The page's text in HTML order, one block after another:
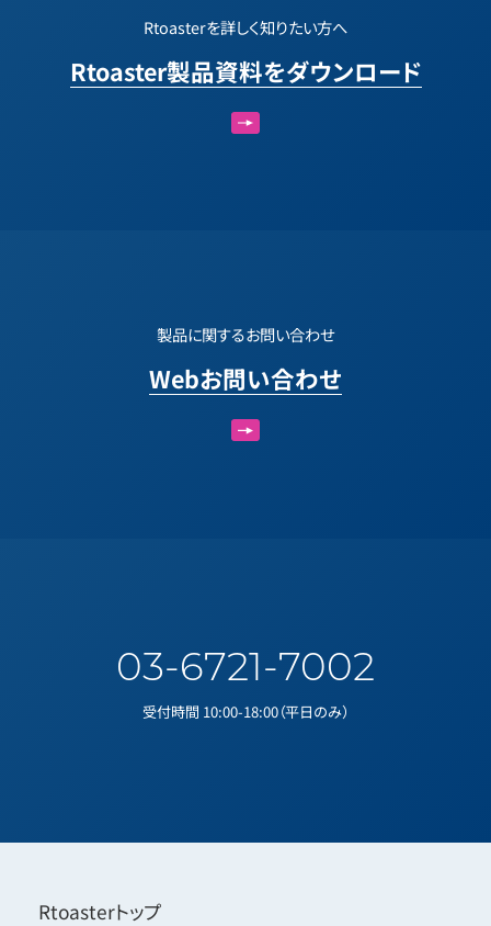
Rtoasterを詳しく知りたい方へ
Rtoaster製品資料をダウンロード
製品に関するお問い合わせ
Webお問い合わせ
03-6721-7002
受付時間 10:00-18:00（平日のみ）
Rtoasterトップ